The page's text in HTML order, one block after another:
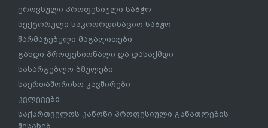
ეროვნული პროფესიული საბჭო
სექტორული საკოორდინაციო საბჭო
წარმატებული მაგალითები
გახდი პროფესიონალი და დასაქმდი
სასარგებლო ბმულები
საერთაშორისო კავშირები
კვლევები
საქართველოს კანონი პროფესიული განათლების
შესახებ